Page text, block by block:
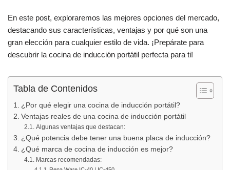
En este post, exploraremos las mejores opciones del mercado,
destacando sus características, ventajas y por qué son una
gran elección para cualquier estilo de vida. ¡Prepárate para
descubrir la cocina de inducción portátil perfecta para ti!
Tabla de Contenidos
¿Por qué elegir una cocina de inducción portátil?
Ventajas reales de una cocina de inducción portátil
Algunas ventajas que destacan:
¿Qué potencia debe tener una buena placa de inducción?
¿Qué marca de cocina de inducción es mejor?
Marcas recomendadas: